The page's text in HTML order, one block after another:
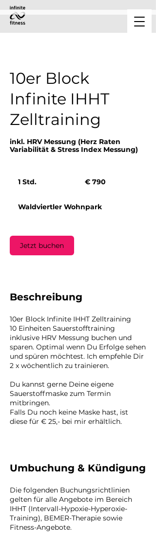
10er Block
Infinite IHHT
Zelltraining
inkl. HRV Messung (Herz Raten
Variabilität & Stress Index Messung)
1 Std.
d
€ 790
Waldviertler Wohnpark
Jetzt buchen
Beschreibung
10er Block Infinite IHHT Zelltraining
10 Einheiten Sauerstofftraining
inklusive HRV Messung buchen und
sparen. Optimal wenn Du Erfolge sehen
und spüren möchtest. Ich empfehle Dir
2 x wöchentlich zu trainieren.
Du kannst gerne Deine eigene
Sauerstoffmaske zum Termin
mitbringen.
Falls Du noch keine Maske hast, ist
diese für € 25,- bei mir erhältlich.
Umbuchung & Kündigung
Die folgenden Buchungsrichtlinien
gelten für alle Angebote im Bereich
IHHT (Intervall-Hypoxie-Hyperoxie-
Training), BEMER-Therapie sowie
Fitness-Angebote.